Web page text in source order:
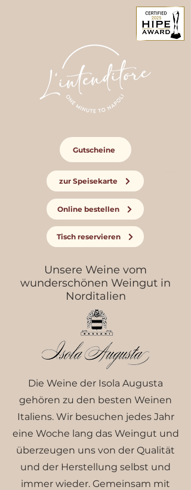
Gutscheine
zur Speisekarte
Online bestellen
Tisch reservieren
Unsere Weine vom
wunderschönen Weingut in
Norditalien
Die Weine der Isola Augusta
gehören zu den besten Weinen
Italiens. Wir besuchen jedes Jahr
eine Woche lang das Weingut und
überzeugen uns von der Qualität
und der Herstellung selbst und
immer wieder. Gemeinsam mit